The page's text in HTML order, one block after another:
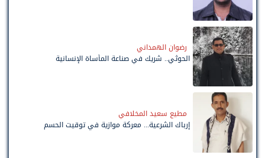
رضوان الهمداني
الحوثي.. شريك في صناعة المأساة الإنسانية
مطيع سعيد المخلافي
إرباك الشرعية... معركة موازية في توقيت الحسم